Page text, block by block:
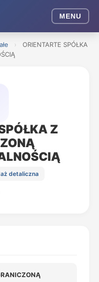
MENU
›
ORIENTARTE SPÓŁKA
Z
detaliczna